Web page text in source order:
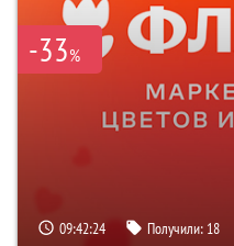
-33%
09:42:24 Получили: 18